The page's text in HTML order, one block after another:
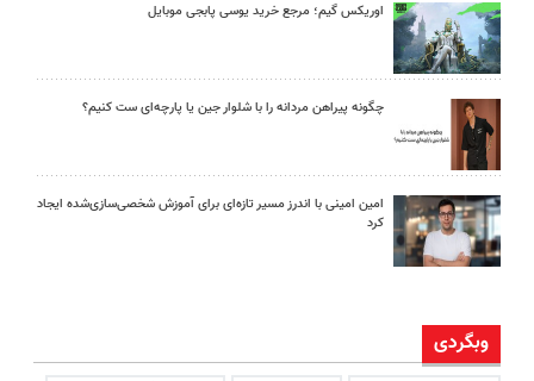
اوریکس گیم؛ مرجع خرید یوسی پابجی موبایل
چگونه پیراهن مردانه را با شلوار جین یا پارچه‌ای ست کنیم؟
امین امینی با اندرز مسیر تازه‌ای برای آموزش شخصی‌سازی‌شده ایجاد
کرد
وبگردی